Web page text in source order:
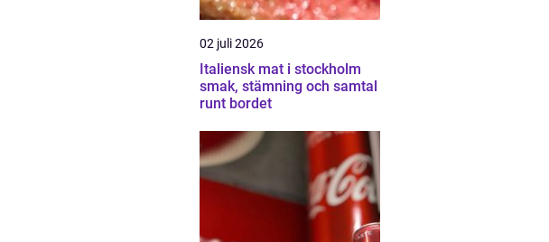
02 juli 2026
Italiensk mat i stockholm
smak, stämning och samtal
runt bordet